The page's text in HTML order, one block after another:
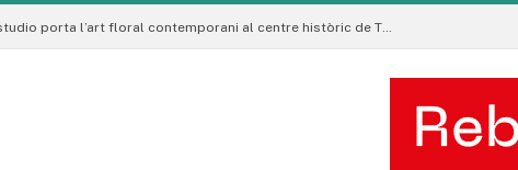
La Manigua Estudio porta l’art floral contemporani al centre històric de Tremp